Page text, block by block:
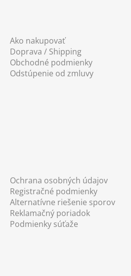
Ako nakupovať
Doprava / Shipping
Obchodné podmienky
Odstúpenie od zmluvy
Ochrana osobných údajov
Registračné podmienky
Alternatívne riešenie sporov
Reklamačný poriadok
Podmienky súťaže